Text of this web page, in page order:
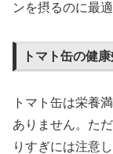
ンを摂るのに最
トマト缶の健
トマト缶は栄養
ありません。た
りすぎには注意